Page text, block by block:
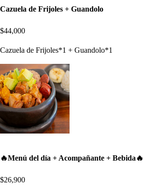
Cazuela de Frijoles + Guandolo
$44,000
Cazuela de Frijoles*1 + Guandolo*1
🔥Menú del día + Acompañante + Bebida🔥
$26,900